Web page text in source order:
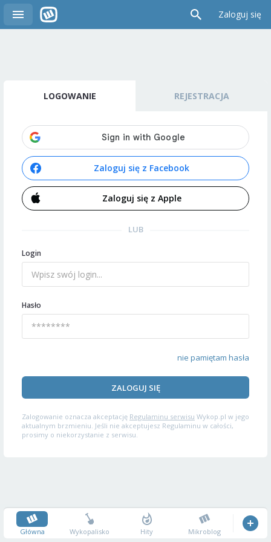
Zaloguj się
LOGOWANIE REJESTRACJA
Zaloguj się z Facebook
Zaloguj się z Apple
LUB
Login
Hasło
nie pamiętam hasła
ZALOGUJ SIĘ
Zalogowanie oznacza akceptację Regulaminu serwisu Wykop.pl w jego
aktualnym brzmieniu. Jeśli nie akceptujesz Regulaminu w całości,
prosimy o niekorzystanie z serwisu.
Główna Wykopalisko Hity Mikroblog